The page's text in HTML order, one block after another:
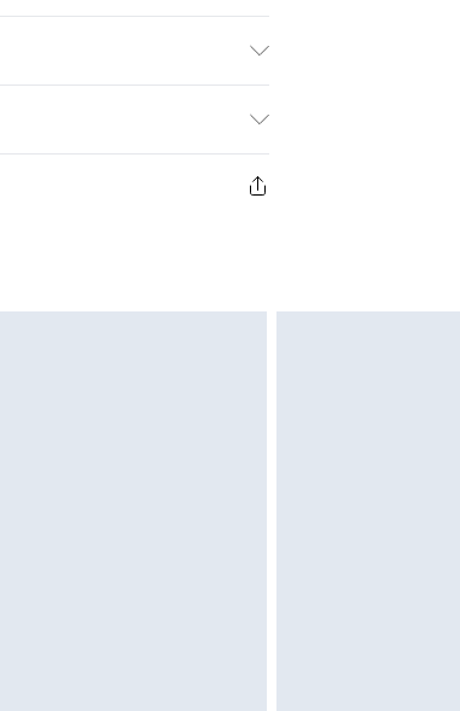
€5.99
€14.99